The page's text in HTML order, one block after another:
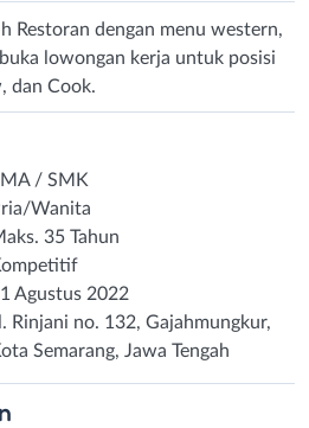
Restoran dengan menu western,
lowongan kerja untuk posisi
dan Cook.
/ SMK
Wanita
35 Tahun
Agustus 2022
Rinjani no. 132, Gajahmungkur,
Semarang, Jawa Tengah